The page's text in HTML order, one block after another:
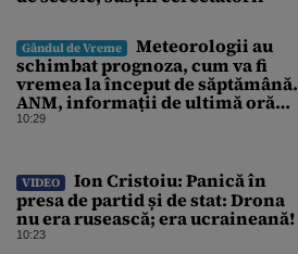
Gândul de Vreme
Meteorologii au
schimbat prognoza, cum va fi
vremea la început de săptămână.
ANM, informații de ultimă oră
pentru Gândul
10:29
VIDEO
Ion Cristoiu: Panică în
presa de partid și de stat: Drona
nu era rusească; era ucraineană!
10:23